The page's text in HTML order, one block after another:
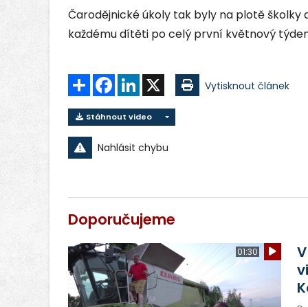
Čarodějnické úkoly tak byly na plotě školky
každému dítěti po celý první květnový
Sdílet FacebookLinkedIn Vytisknout článek
Stáhnout video
Nahlásit chybu
Doporučujeme
01:30